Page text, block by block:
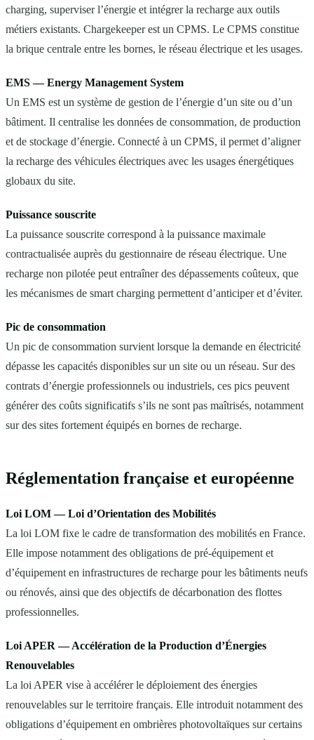
charging, superviser l’énergie et intégrer la recharge aux outils
métiers existants. Chargekeeper est un CPMS. Le CPMS constitue
la brique centrale entre les bornes, le réseau électrique et les usages.
EMS — Energy Management System
Un EMS est un système de gestion de l’énergie d’un site ou d’un
bâtiment. Il centralise les données de consommation, de production
et de stockage d’énergie. Connecté à un CPMS, il permet d’aligner
la recharge des véhicules électriques avec les usages énergétiques
globaux du site.
Puissance souscrite
La puissance souscrite correspond à la puissance maximale
contractualisée auprès du gestionnaire de réseau électrique. Une
recharge non pilotée peut entraîner des dépassements coûteux, que
les mécanismes de smart charging permettent d’anticiper et d’éviter.
Pic de consommation
Un pic de consommation survient lorsque la demande en électricité
dépasse les capacités disponibles sur un site ou un réseau. Sur des
contrats d’énergie professionnels ou industriels, ces pics peuvent
générer des coûts significatifs s’ils ne sont pas maîtrisés, notamment
sur des sites fortement équipés en bornes de recharge.
Réglementation française et européenne
Loi LOM — Loi d’Orientation des Mobilités
La loi LOM fixe le cadre de transformation des mobilités en France.
Elle impose notamment des obligations de pré-équipement et
d’équipement en infrastructures de recharge pour les bâtiments neufs
ou rénovés, ainsi que des objectifs de décarbonation des flottes
professionnelles.
Loi APER — Accélération de la Production d’Énergies
Renouvelables
La loi APER vise à accélérer le déploiement des énergies
renouvelables sur le territoire français. Elle introduit notamment des
obligations d’équipement en ombrières photovoltaïques sur certains